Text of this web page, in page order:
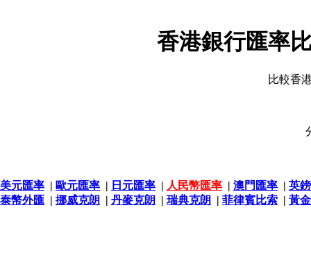
香港銀行匯率
比較香
美元匯率 | 歐元匯率 | 日元匯率 | 人民幣匯率 | 澳門匯率 | 英
泰幣外匯 | 挪威克朗 | 丹麥克朗 | 瑞典克朗 | 菲律賓比索 | 黃